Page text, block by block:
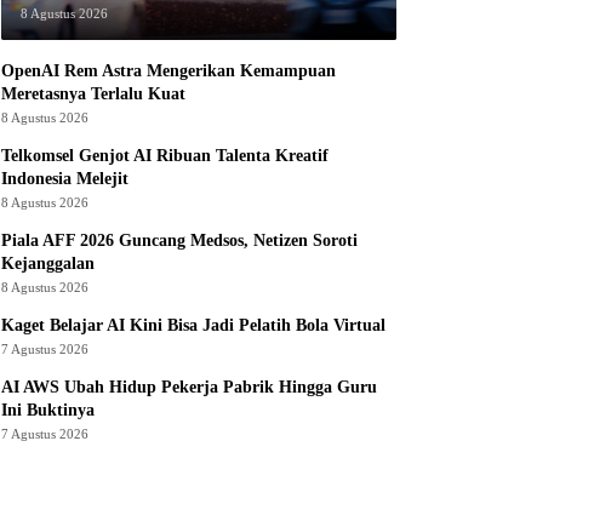
8 Agustus 2026
OpenAI Rem Astra Mengerikan Kemampuan
Meretasnya Terlalu Kuat
8 Agustus 2026
Telkomsel Genjot AI Ribuan Talenta Kreatif
Indonesia Melejit
8 Agustus 2026
Piala AFF 2026 Guncang Medsos, Netizen Soroti
Kejanggalan
8 Agustus 2026
Kaget Belajar AI Kini Bisa Jadi Pelatih Bola Virtual
7 Agustus 2026
AI AWS Ubah Hidup Pekerja Pabrik Hingga Guru
Ini Buktinya
7 Agustus 2026